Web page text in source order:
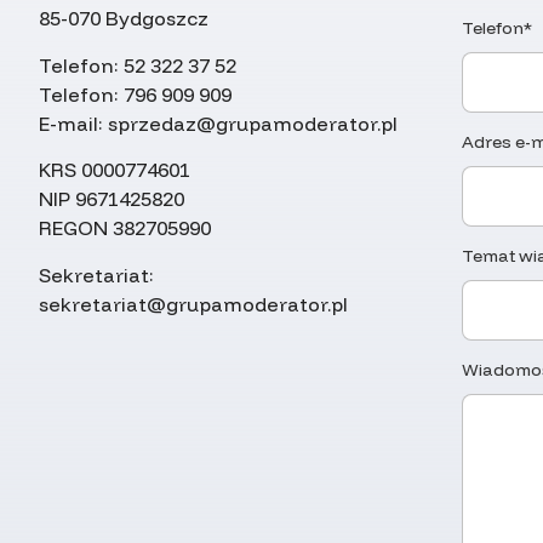
85-070 Bydgoszcz
Telefon: 52 322 37 52
Telefon: 796 909 909
E-mail: sprzedaz@grupamoderator.pl
KRS 0000774601
NIP 9671425820
REGON 382705990
Sekretariat:
sekretariat@grupamoderator.pl
Telefon*
Adres e-
Temat